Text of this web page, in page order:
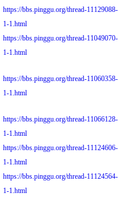
https://bbs.pinggu.org/thread-11129088-
1-1.html
https://bbs.pinggu.org/thread-11049070-
1-1.html
https://bbs.pinggu.org/thread-11060358-
1-1.html
https://bbs.pinggu.org/thread-11066128-
1-1.html
https://bbs.pinggu.org/thread-11124606-
1-1.html
https://bbs.pinggu.org/thread-11124564-
1-1.html